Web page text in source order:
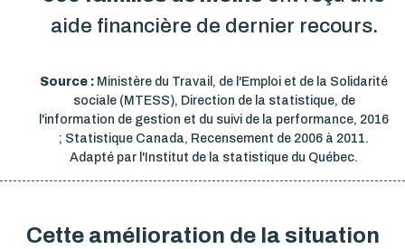
aide financière de dernier recours.
Source : Ministère du Travail, de l'Emploi et de la Solidarité
sociale (MTESS), Direction de la statistique, de
l'information de gestion et du suivi de la performance, 2016
; Statistique Canada, Recensement de 2006 à 2011.
Adapté par l'Institut de la statistique du Québec.
Cette amélioration de la situation